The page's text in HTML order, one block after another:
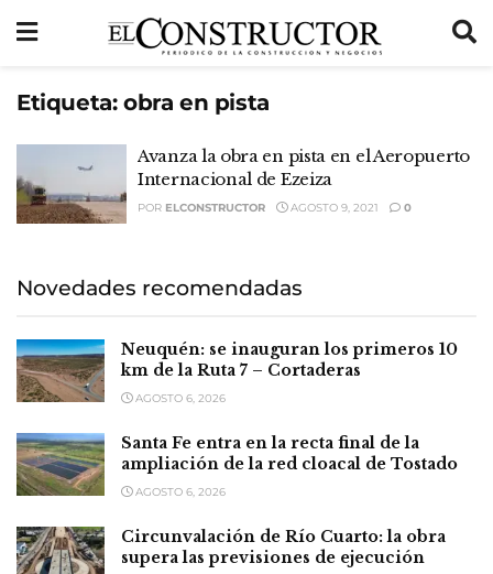
Etiqueta: obra en pista
Avanza la obra en pista en el Aeropuerto
Internacional de Ezeiza
POR ELCONSTRUCTOR AGOSTO 9, 2021 0
Novedades recomendadas
Neuquén: se inauguran los primeros 10
km de la Ruta 7 – Cortaderas
AGOSTO 6, 2026
Santa Fe entra en la recta final de la
ampliación de la red cloacal de Tostado
AGOSTO 6, 2026
Circunvalación de Río Cuarto: la obra
supera las previsiones de ejecución